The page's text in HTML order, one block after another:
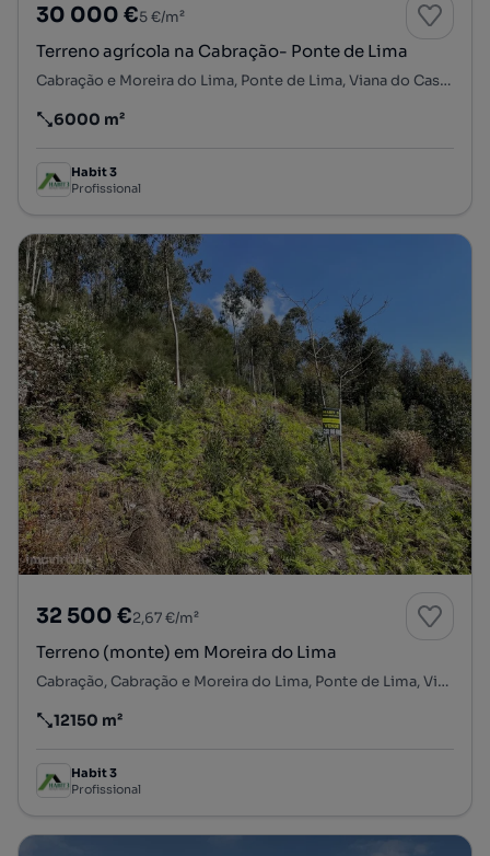
30 000 €5 €/m²
Terreno agrícola na Cabração- Ponte de Lima
Cabração e Moreira do Lima, Ponte de Lima, Viana do Castelo
Preço por metro quadrado
6000 m²
Habit 3
Profissional
32 500 €2,67 €/m²
Terreno (monte) em Moreira do Lima
Cabração, Cabração e Moreira do Lima, Ponte de Lima, Viana do Castelo
Preço por metro quadrado
12150 m²
Habit 3
Profissional